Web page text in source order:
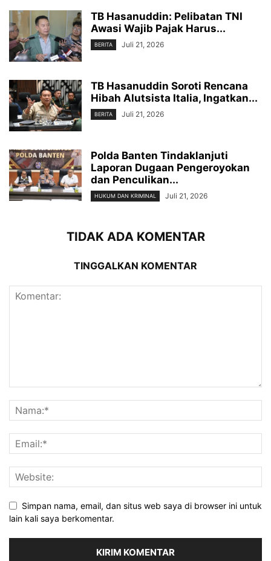
TB Hasanuddin: Pelibatan TNI
Awasi Wajib Pajak Harus...
BERITA Juli 21, 2026
TB Hasanuddin Soroti Rencana
Hibah Alutsista Italia, Ingatkan...
BERITA Juli 21, 2026
Polda Banten Tindaklanjuti
Laporan Dugaan Pengeroyokan
dan Penculikan...
HUKUM DAN KRIMINAL Juli 21, 2026
TIDAK ADA KOMENTAR
TINGGALKAN KOMENTAR
Simpan nama, email, dan situs web saya di browser ini untuk
lain kali saya berkomentar.